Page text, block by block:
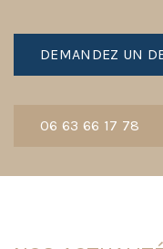
DEMANDEZ UN
06 63 66 17 78